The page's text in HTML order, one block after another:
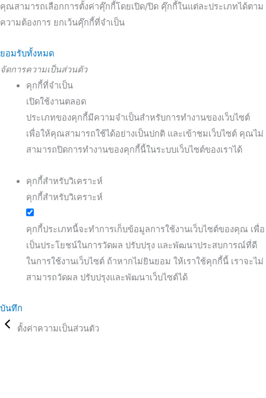
คุณสามารถเลือกการตั้งค่าคุ๊กกี้โดยเปิด/ปิด คุ๊กกี้ในแต่ละประเภทได้ตาม
ความต้องการ ยกเว้นคุ๊กกี้ที่จำเป็น
ยอมรับทั้งหมด
จัดการความเป็นส่วนตัว
คุกกี้ที่จำเป็น
เปิดใช้งานตลอด
ประเภทของคุกกี้มีความจำเป็นสำหรับการทำงานของเว็บไซต์
เพื่อให้คุณสามารถใช้ได้อย่างเป็นปกติ และเข้าชมเว็บไซต์ คุณไม่
สามารถปิดการทำงานของคุกกี้นี้ในระบบเว็บไซต์ของเราได้
คุกกี้สำหรับวิเคราะห์
คุกกี้สำหรับวิเคราะห์
คุกกี้ประเภทนี้จะทำการเก็บข้อมูลการใช้งานเว็บไซต์ของคุณ เพื่อ
เป็นประโยชน์ในการวัดผล ปรับปรุง และพัฒนาประสบการณ์ที่ดี
ในการใช้งานเว็บไซต์ ถ้าหากไม่ยินยอม ให้เราใช้คุกกี้นี้ เราจะไม่
สามารถวัดผล ปรับปรุงและพัฒนาเว็บไซต์ได้
บันทึก
ตั้งค่าความเป็นส่วนตัว